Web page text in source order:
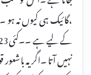
،گائیک ہی کیوں نہ
نہیں آتا ۔اگر یہ